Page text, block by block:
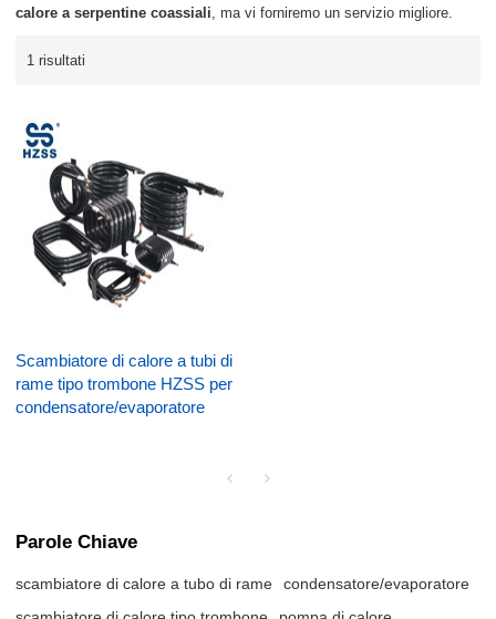
calore a serpentine coassiali, ma vi forniremo un servizio migliore.
1 risultati
Scambiatore di calore a tubi di
rame tipo trombone HZSS per
condensatore/evaporatore
Parole Chiave
scambiatore di calore a tubo di rame
condensatore/evaporatore